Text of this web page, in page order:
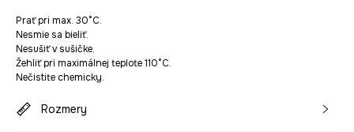
Prať pri max. 30°C.
Nesmie sa bieliť.
Nesušiť v sušičke.
Žehliť pri maximálnej teplote 110°C.
Nečistite chemicky.
Rozmery